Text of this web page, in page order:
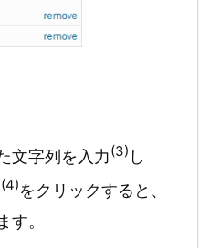
文字列を入力(3) し
(4)をクリックすると、
す。